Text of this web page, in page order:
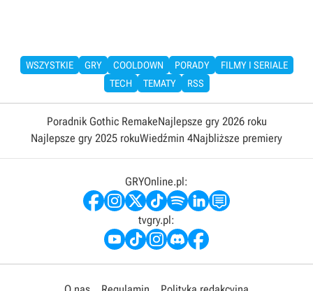
WSZYSTKIE GRY COOLDOWN PORADY
FILMY I SERIALE
TECH
TEMATY RSS
Poradnik Gothic RemakeNajlepsze gry 2026 roku
Najlepsze gry 2025 rokuWiedźmin 4Najbliższe premiery
GRYOnline.pl:
tvgry.pl: